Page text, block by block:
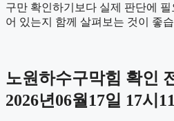
구만 확인하기보다 실제 판단에
어 있는지 함께 살펴보는 것이 좋
노원하수구막힘 확인
2026년06월17일 17시